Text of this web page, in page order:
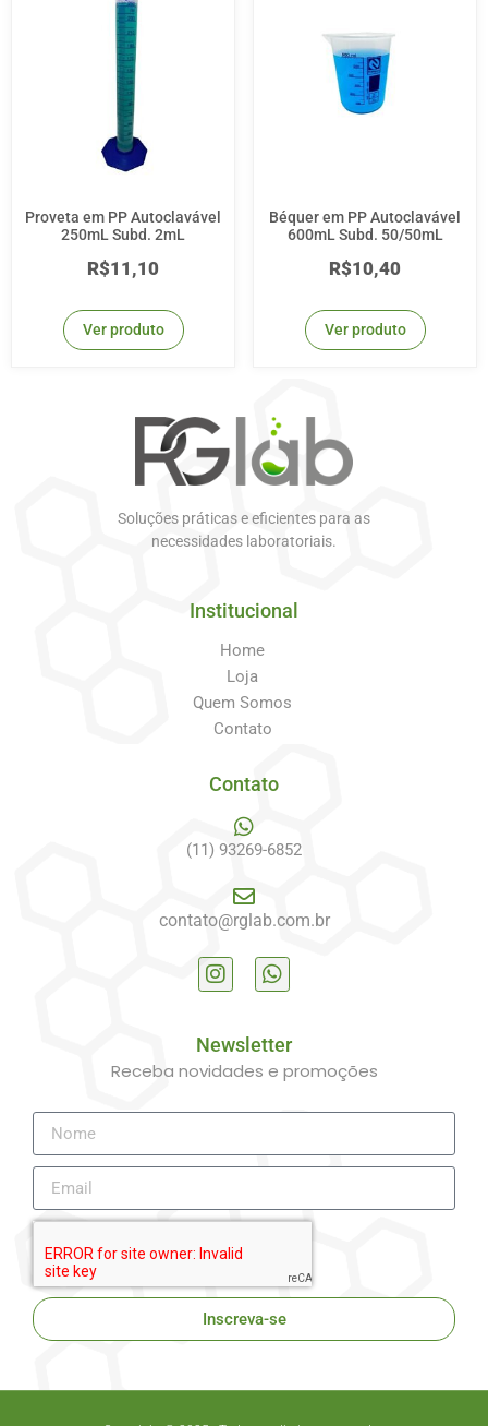
Proveta em PP Autoclavável
250mL Subd. 2mL
R$11,10
Ver produto
Béquer em PP Autoclavável
600mL Subd. 50/50mL
R$10,40
Ver produto
Soluções práticas e eficientes para as
necessidades laboratoriais.
Institucional
Home
Loja
Quem Somos
Contato
Contato
(11) 93269-6852
contato@rglab.com.br
Newsletter
Receba novidades e promoções
Inscreva-se